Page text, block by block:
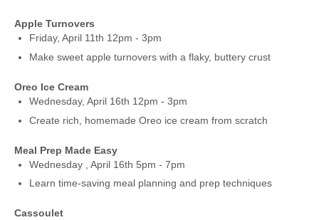
Apple Turnovers
Friday, April 11th 12pm - 3pm
Make sweet apple turnovers with a flaky, buttery crust
Oreo Ice Cream
Wednesday, April 16th 12pm - 3pm
Create rich, homemade Oreo ice cream from scratch
Meal Prep Made Easy
Wednesday , April 16th 5pm - 7pm
Learn time-saving meal planning and prep techniques
Cassoulet